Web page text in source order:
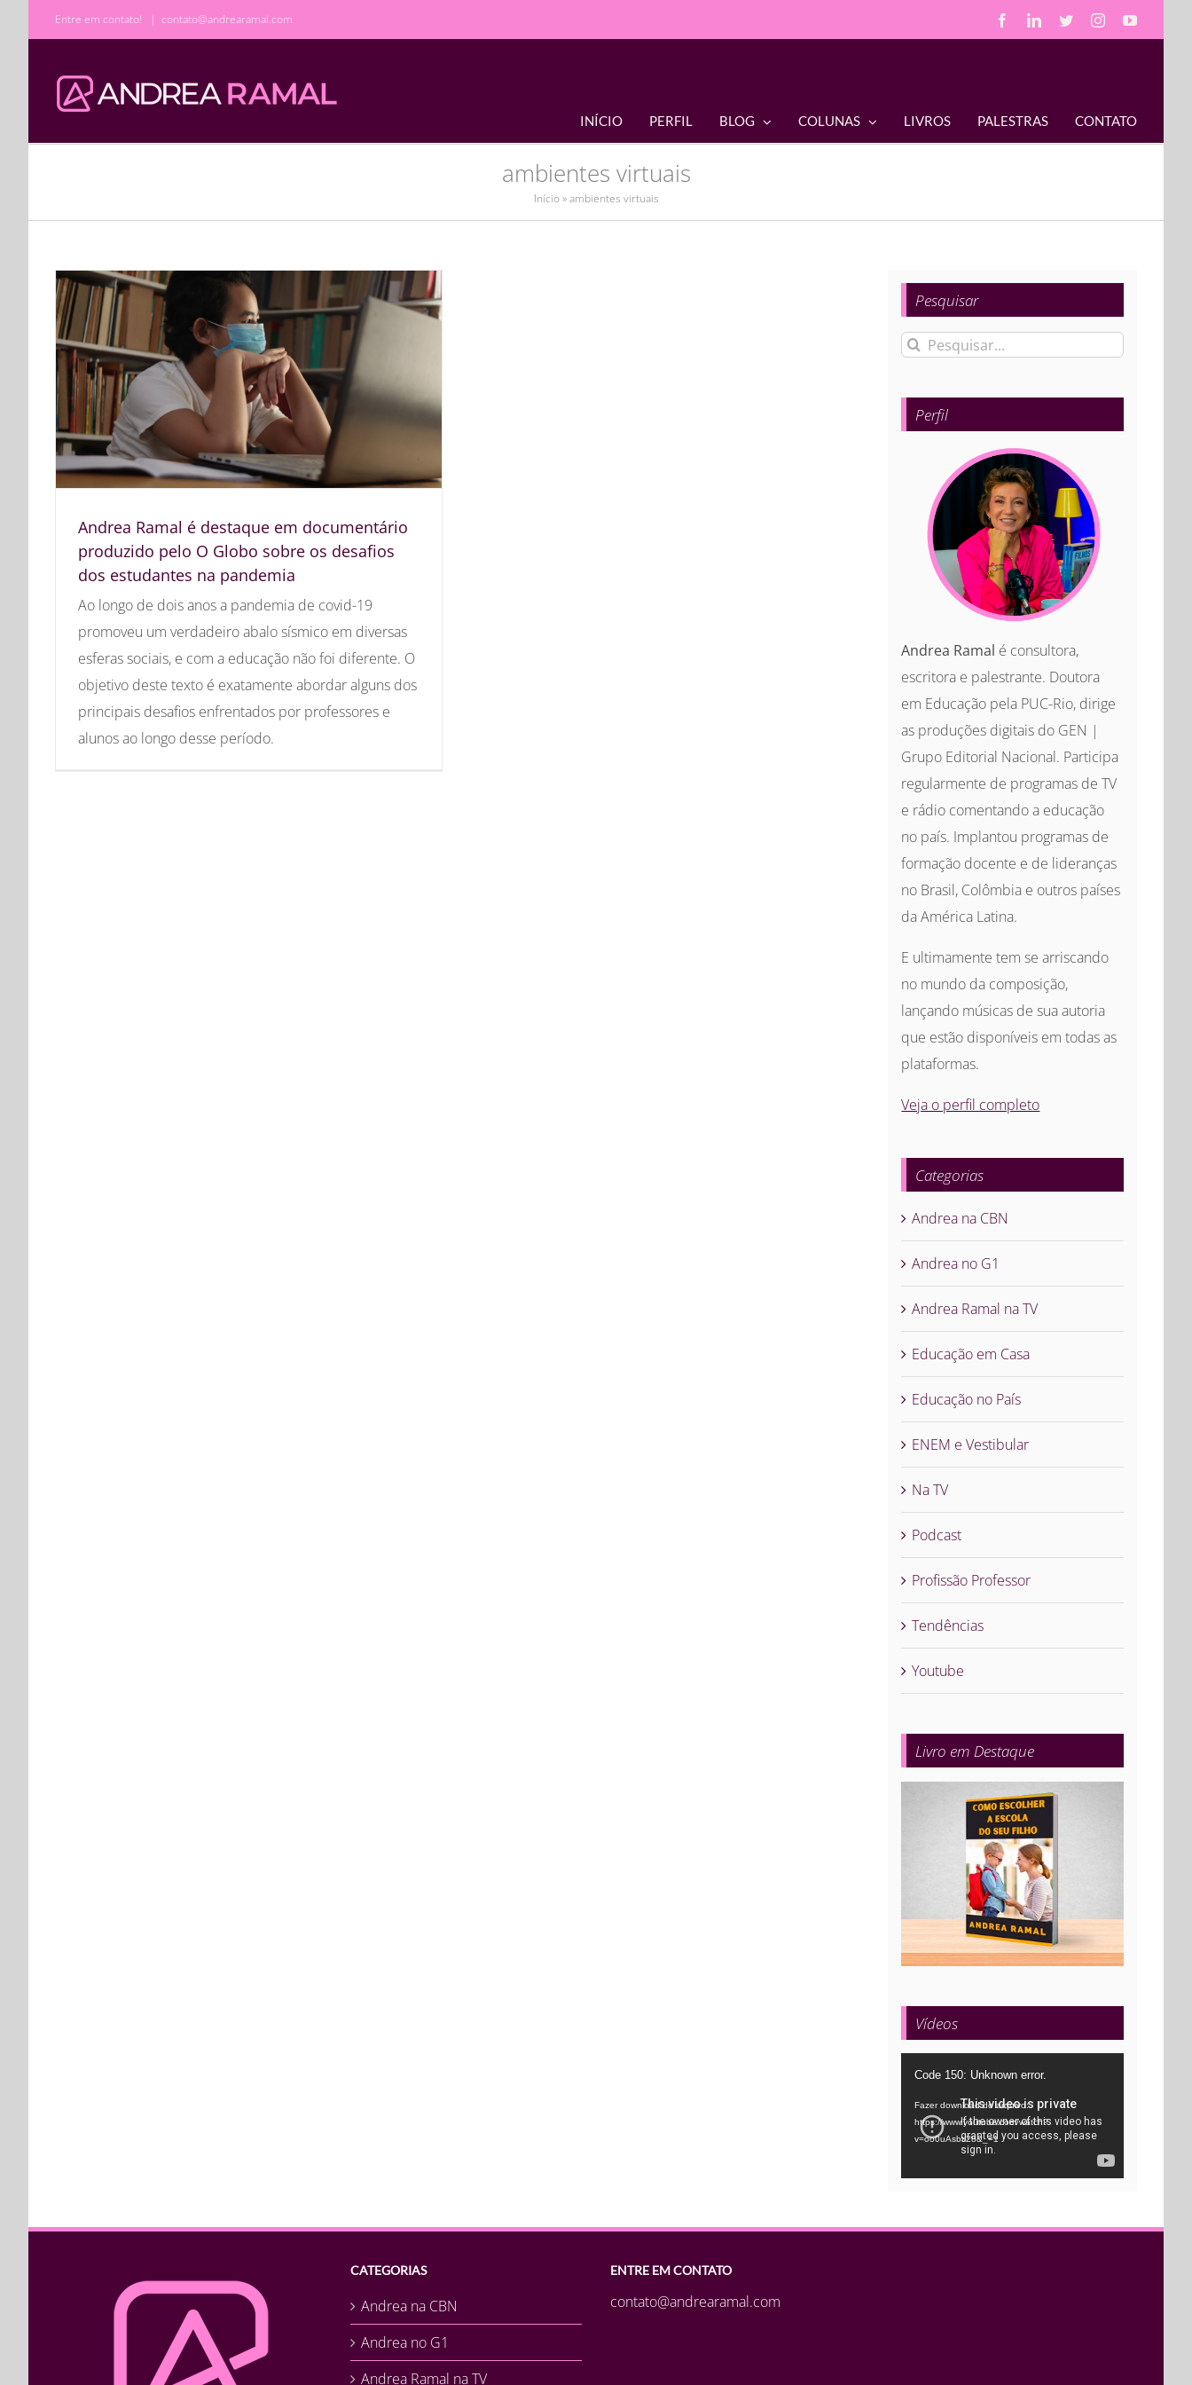
Entre em contato! | contato@andrearamal.com FacebookLinkedIn
TwitterInstagramYouTube
INÍCIO PERFIL BLOG COLUNAS LIVROS PALESTRAS CONTATO
ambientes virtuais
Início»ambientes virtuais
Andrea Ramal é destaque em documentário
produzido pelo O Globo sobre os desafios
dos estudantes na pandemia
Ao longo de dois anos a pandemia de covid-19
promoveu um verdadeiro abalo sísmico em diversas
esferas sociais, e com a educação não foi diferente. O
objetivo deste texto é exatamente abordar alguns dos
principais desafios enfrentados por professores e
alunos ao longo desse período.
Pesquisar
Buscar
para:
Perfil
Andrea Ramal é consultora,
escritora e palestrante. Doutora
em Educação pela PUC-Rio, dirige
as produções digitais do GEN |
Grupo Editorial Nacional. Participa
regularmente de programas de TV
e rádio comentando a educação
no país. Implantou programas de
formação docente e de lideranças
no Brasil, Colômbia e outros países
da América Latina.
E ultimamente tem se arriscando
no mundo da composição,
lançando músicas de sua autoria
que estão disponíveis em todas as
plataformas.
Veja o perfil completo
Categorias
Andrea na CBN
Andrea no G1
Andrea Ramal na TV
Educação em Casa
Educação no País
ENEM e Vestibular
Na TV
Podcast
Profissão Professor
Tendências
Youtube
Livro em Destaque
Vídeos
Tocador
vídeo
Code 150: Unknown error.
Fazer download do arquivo:
https://www.youtube.com/watch?
v=oo0uAsbti28&_=1
CATEGORIAS
Andrea na CBN
Andrea no G1
Andrea Ramal na TV
ENTRE EM CONTATO
contato@andrearamal.com